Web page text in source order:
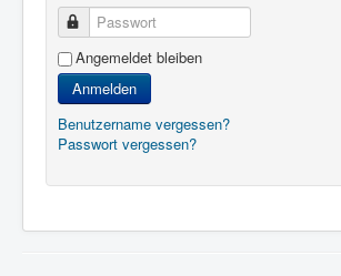
Passwort
Angemeldet bleiben
Anmelden
Benutzername vergessen?
Passwort vergessen?